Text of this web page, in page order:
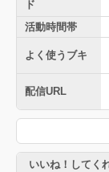
ド
活動時間帯
よく使うブキ
配信URL
いいね！してく